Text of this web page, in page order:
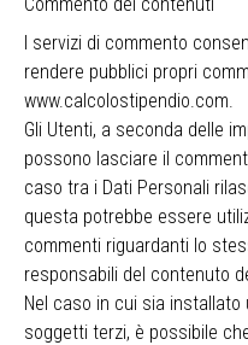
I servizi di commento
rendere pubblici propri
www.calcolostipendio.com.
Gli Utenti, a seconda delle
possono lasciare il
caso tra i Dati Personali
questa potrebbe essere
commenti riguardanti lo
responsabili del contenuto
Nel caso in cui sia
soggetti terzi, è possibile